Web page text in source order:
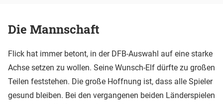
Die Mannschaft
Flick hat immer betont, in der DFB-Auswahl auf eine starke
Achse setzen zu wollen. Seine Wunsch-Elf dürfte zu großen
Teilen feststehen. Die große Hoffnung ist, dass alle Spieler
gesund bleiben. Bei den vergangenen beiden Länderspielen